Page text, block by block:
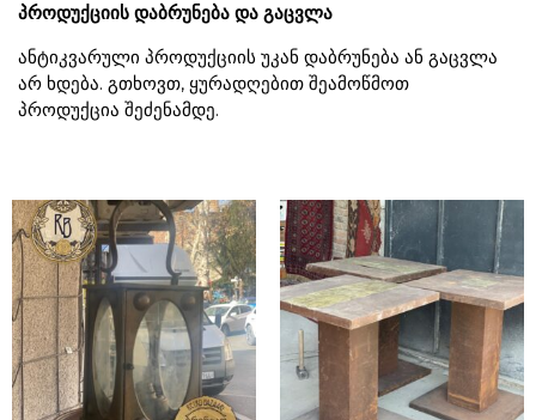
პროდუქციის დაბრუნება და გაცვლა
ანტიკვარული პროდუქციის უკან დაბრუნება ან გაცვლა
არ ხდება. გთხოვთ, ყურადღებით შეამოწმოთ
პროდუქცია შეძენამდე.